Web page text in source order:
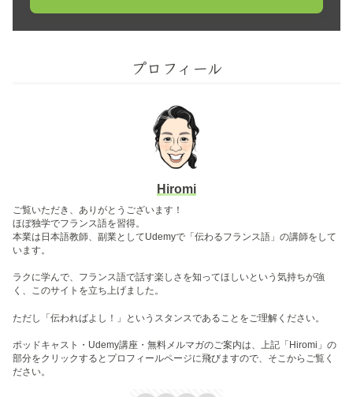
プロフィール
Hiromi
ご覧いただき、ありがとうございます！
ほぼ独学でフランス語を習得。
本業は日本語教師、副業としてUdemyで「伝わるフランス語」の講師をして
います。
ラクに学んで、フランス語で話す楽しさを知ってほしいという気持ちが強
く、このサイトを立ち上げました。
ただし「伝わればよし！」というスタンスであることをご理解ください。
ポッドキャスト・Udemy講座・無料メルマガのご案内は、上記「Hiromi」の
部分をクリックするとプロフィールページに飛びますので、そこからご覧く
ださい。